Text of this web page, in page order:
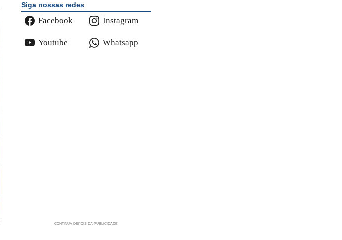
Siga nossas redes
Facebook Instagram
Youtube Whatsapp